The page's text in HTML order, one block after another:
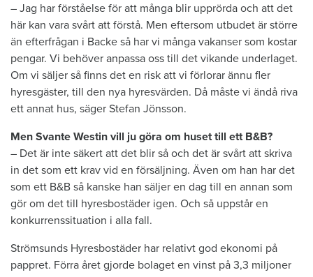
– Jag har förståelse för att många blir upprörda och att det
här kan vara svårt att förstå. Men eftersom utbudet är större
än efterfrågan i Backe så har vi många vakanser som kostar
pengar. Vi behöver anpassa oss till det vikande underlaget.
Om vi säljer så finns det en risk att vi förlorar ännu fler
hyresgäster, till den nya hyresvärden. Då måste vi ändå riva
ett annat hus, säger Stefan Jönsson.
Men Svante Westin vill ju göra om huset till ett B&B?
– Det är inte säkert att det blir så och det är svårt att skriva
in det som ett krav vid en försäljning. Även om han har det
som ett B&B så kanske han säljer en dag till en annan som
gör om det till hyresbostäder igen. Och så uppstår en
konkurrenssituation i alla fall.
Strömsunds Hyresbostäder har relativt god ekonomi på
pappret. Förra året gjorde bolaget en vinst på 3,3 miljoner